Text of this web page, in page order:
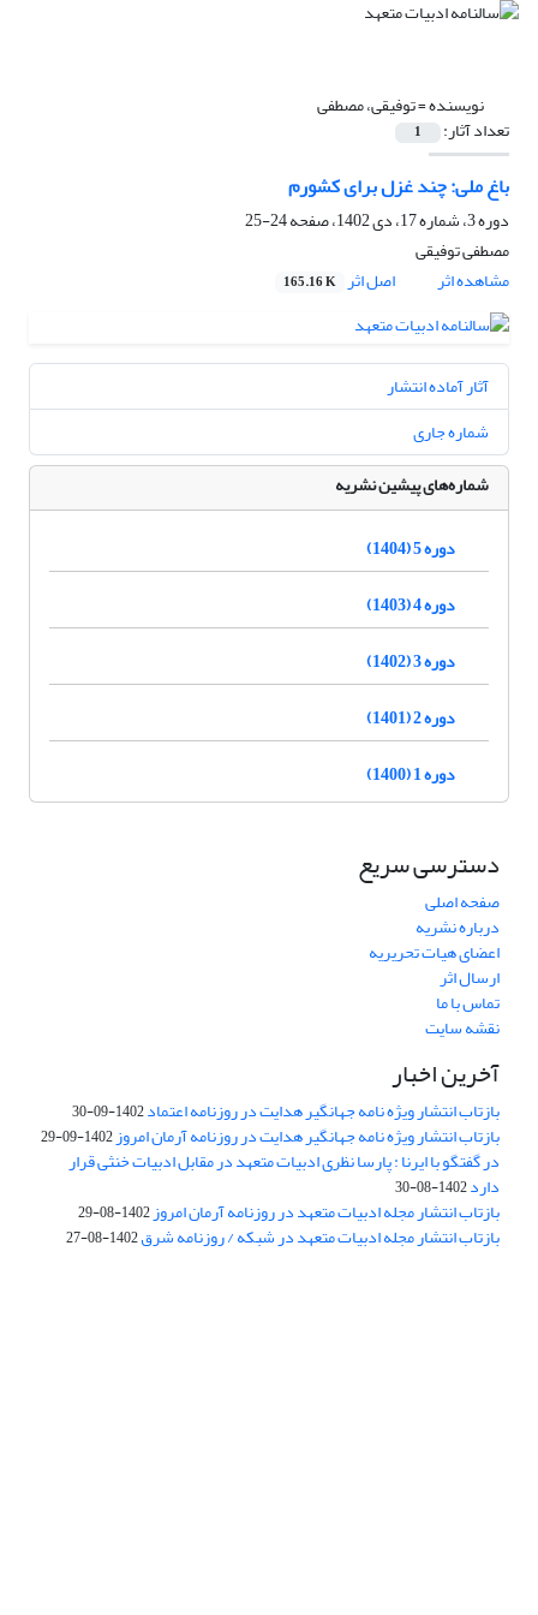
نویسنده =توفیقی، مصطفی
تعداد آثار: 1
باغ ملی: چند غزل برای کشورم
دوره 3، شماره 17، دی 1402، صفحه
24-25
مصطفی توفیقی
مشاهده اثر
اصل اثر 165.16 K
آثار آماده انتشار
شماره جاری
شماره‌های پیشین نشریه
دوره 5 (1404)
دوره 4 (1403)
دوره 3 (1402)
دوره 2 (1401)
دوره 1 (1400)
دسترسی سریع
صفحه اصلی
درباره نشریه
اعضای هیات تحریریه
ارسال اثر
تماس با ما
نقشه سایت
آخرین اخبار
بازتاب انتشار ویژه نامه جهانگیر هدایت در روزنامه اعتماد1402-09-30
بازتاب انتشار ویژه نامه جهانگیر هدایت در روزنامه آرمان امروز1402-09-29
در گفتگو با ایرنا : پارسا نظری ادبیات متعهد در مقابل ادبیات خنثی قرار
دارد1402-08-30
بازتاب انتشار مجله ادبیات متعهد در روزنامه آرمان امروز1402-08-29
بازتاب انتشار مجله ادبیات متعهد در شبکه / روزنامه شرق1402-08-27